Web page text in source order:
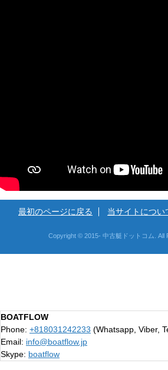
BOATFLOW
Phone: +818031242233 (Whatsapp, Viber,
Email: info@boatflow.jp
Skype: boatflow
最初のページに戻る 当サイトについ
Copyright © 2015- 中古艇ドットコム. All